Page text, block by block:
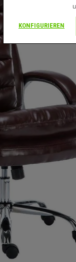
KONFIGURIEREN